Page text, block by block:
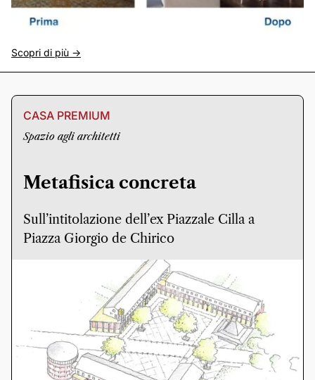
Scopri di più ->
CASA PREMIUM
Spazio agli architetti
Metafisica concreta
Sull’intitolazione dell’ex Piazzale Cilla a
Piazza Giorgio de Chirico